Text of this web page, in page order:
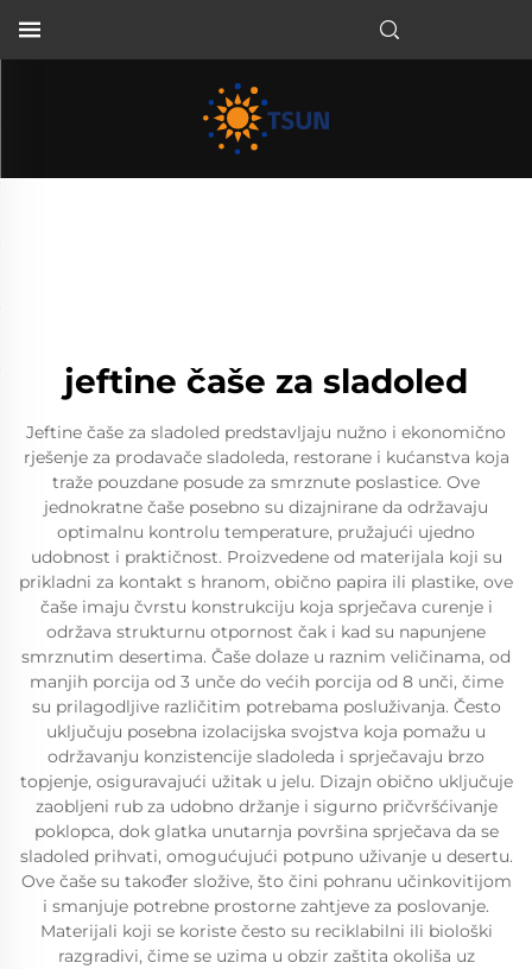
jeftine čaše za sladoled
Jeftine čaše za sladoled predstavljaju nužno i ekonomično
rješenje za prodavače sladoleda, restorane i kućanstva koja
traže pouzdane posude za smrznute poslastice. Ove
jednokratne čaše posebno su dizajnirane da održavaju
optimalnu kontrolu temperature, pružajući ujedno
udobnost i praktičnost. Proizvedene od materijala koji su
prikladni za kontakt s hranom, obično papira ili plastike, ove
čaše imaju čvrstu konstrukciju koja sprječava curenje i
održava strukturnu otpornost čak i kad su napunjene
smrznutim desertima. Čaše dolaze u raznim veličinama, od
manjih porcija od 3 unče do većih porcija od 8 unči, čime
su prilagodljive različitim potrebama posluživanja. Često
uključuju posebna izolacijska svojstva koja pomažu u
održavanju konzistencije sladoleda i sprječavaju brzo
topjenje, osiguravajući užitak u jelu. Dizajn obično uključuje
zaobljeni rub za udobno držanje i sigurno pričvršćivanje
poklopca, dok glatka unutarnja površina sprječava da se
sladoled prihvati, omogućujući potpuno uživanje u desertu.
Ove čaše su također složive, što čini pohranu učinkovitijom
i smanjuje potrebne prostorne zahtjeve za poslovanje.
Materijali koji se koriste često su reciklabilni ili biološki
razgradivi, čime se uzima u obzir zaštita okoliša uz